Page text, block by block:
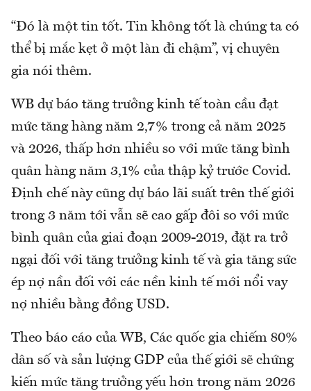
“Đó là một tin tốt. Tin không tốt là chúng ta có
thể bị mắc kẹt ở một làn đi chậm”, vị chuyên
gia nói thêm.
WB dự báo tăng trưởng kinh tế toàn cầu đạt
mức tăng hàng năm 2,7% trong cả năm 2025
và 2026, thấp hơn nhiều so với mức tăng bình
quân hàng năm 3,1% của thập kỷ trước Covid.
Định chế này cũng dự báo lãi suất trên thế giới
trong 3 năm tới vẫn sẽ cao gấp đôi so với mức
bình quân của giai đoạn 2009-2019, đặt ra trở
ngại đối với tăng trưởng kinh tế và gia tăng sức
ép nợ nần đối với các nền kinh tế mới nổi vay
nợ nhiều bằng đồng USD.
Theo báo cáo của WB, Các quốc gia chiếm 80%
dân số và sản lượng GDP của thế giới sẽ chứng
kiến mức tăng trưởng yếu hơn trong năm 2026